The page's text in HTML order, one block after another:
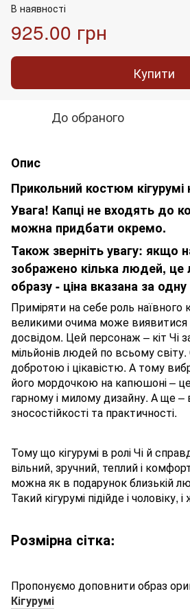
В наявності
925.00 грн
Купити
До обраного
Опис
Прикольний костюм кігурумі
Увага! Капці не входять до
можна придбати окремо.
Також зверніть увагу: якщо
зображено кілька людей,
образу - ціна вказана за
Приміряти на себе роль наївного
великими очима може
досвідом. Цей персонаж – кіт Чі
мільйонів людей по всьому
добротою і цікавістю. А тому
його мордочкою на капюшоні –
гарному і милому дизайну. А ще –
зносостійкості та практичності.
Тому що кігурумі в ролі Чі й
вільний, зручний, теплий і
можна як в подарунок близькій
Такий кігурумі підійде і чоловіку, і
Розмірна сітка:
Пропонуємо доповнити образ
Кігурумі